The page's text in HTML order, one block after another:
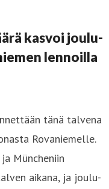
kasvoi joulu-
lennoilla
tänä talvena
Rovaniemelle.
Müncheniin
aikana, ja joulu-